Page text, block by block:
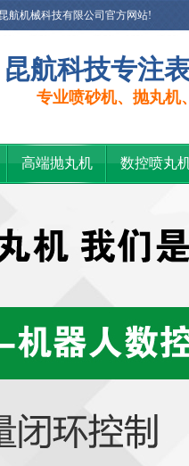
航机械科技有限公司官方网站!
昆航科技专注
专业喷砂机、抛丸机
高端抛丸机 数控喷丸